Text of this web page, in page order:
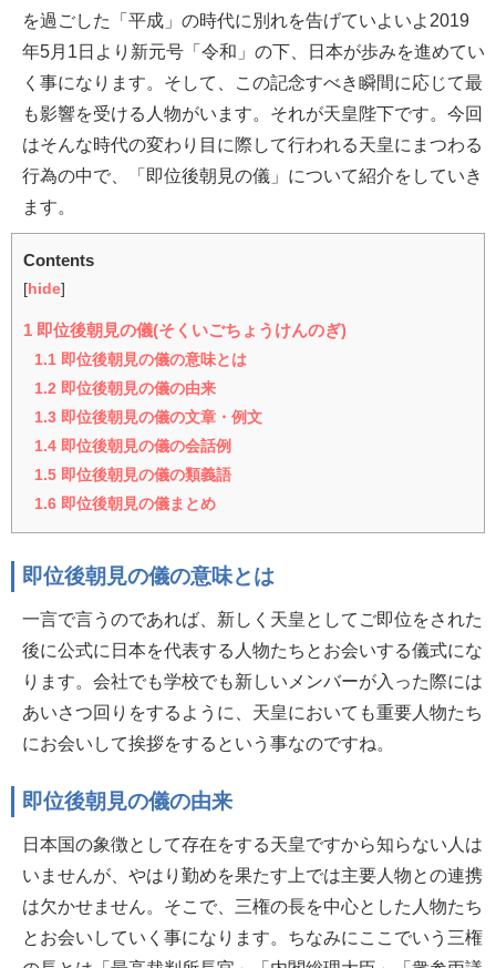
を過ごした「平成」の時代に別れを告げていよいよ2019
年5月1日より新元号「令和」の下、日本が歩みを進めてい
く事になります。そして、この記念すべき瞬間に応じて最
も影響を受ける人物がいます。それが天皇陛下です。今回
はそんな時代の変わり目に際して行われる天皇にまつわる
行為の中で、「即位後朝見の儀」について紹介をしていき
ます。
Contents
[ hide]
1 即位後朝見の儀(そくいごちょうけんのぎ)
1.1 即位後朝見の儀の意味とは
1.2 即位後朝見の儀の由来
1.3 即位後朝見の儀の文章・例文
1.4 即位後朝見の儀の会話例
1.5 即位後朝見の儀の類義語
1.6 即位後朝見の儀まとめ
即位後朝見の儀の意味とは
一言で言うのであれば、新しく天皇としてご即位をされた
後に公式に日本を代表する人物たちとお会いする儀式にな
ります。会社でも学校でも新しいメンバーが入った際には
あいさつ回りをするように、天皇においても重要人物たち
にお会いして挨拶をするという事なのですね。
即位後朝見の儀の由来
日本国の象徴として存在をする天皇ですから知らない人は
いませんが、やはり勤めを果たす上では主要人物との連携
は欠かせません。そこで、三権の長を中心とした人物たち
とお会いしていく事になります。ちなみにここでいう三権